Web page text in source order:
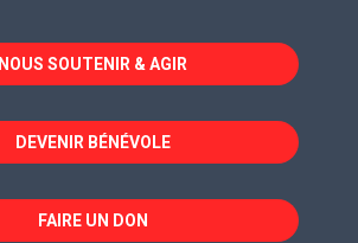
dans
une
fenêtre
dans
une
fenêtre
dans
une
fenêtre
NOUS SOUTENIR & AGIR
DEVENIR BÉNÉVOLE
FAIRE UN DON